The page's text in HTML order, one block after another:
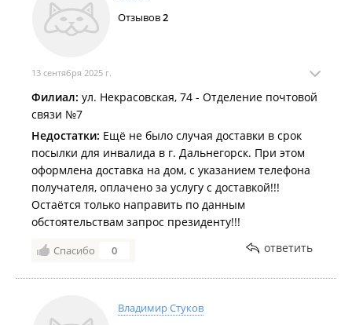
Отзывов2
13 сентября 2025 г.
Филиал: ул. Некрасовская, 74 - Отделение почтовой
связи №7
Недостатки: Ещё не было случая доставки в срок
посылки для инвалида в г. Дальнегорск. При этом
оформлена доставка на дом, с указанием телефона
получателя, оплачено за услугу с доставкой!!!
Остаётся только направить по данным
обстоятельствам запрос президенту!!!
Спасибо 0 ответить
Владимир Стуков